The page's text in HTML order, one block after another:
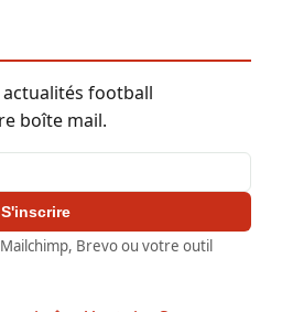
actualités football
boîte mail.
S'inscrire
Brevo ou votre outil